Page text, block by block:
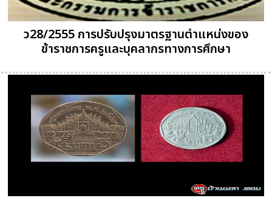
ว28/2555 การปรับปรุงมาตรฐานตำแหน่งของ
ข้าราชการครูและบุคลากรทางการศึกษา